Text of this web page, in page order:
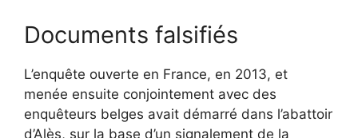
Documents falsifiés
L’enquête ouverte en France, en 2013, et
menée ensuite conjointement avec des
enquêteurs belges avait démarré dans l’abattoir
d’Alès, sur la base d’un signalement de la